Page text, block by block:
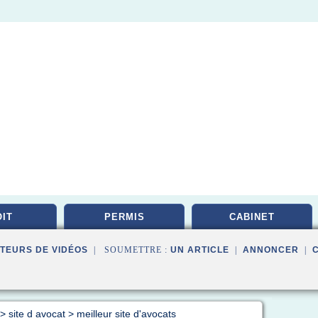
PERMIS CABINET
DE VIDÉOS | SOUMETTRE : UN ARTICLE ANNONCER
site d avocat > meilleur site d'avocats